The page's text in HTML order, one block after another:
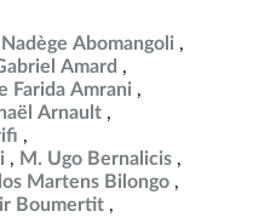
Abomangoli
Amard
Farida Amrani
Arnault
M. Ugo Bernalicis
Martens Bilongo
Boumertit